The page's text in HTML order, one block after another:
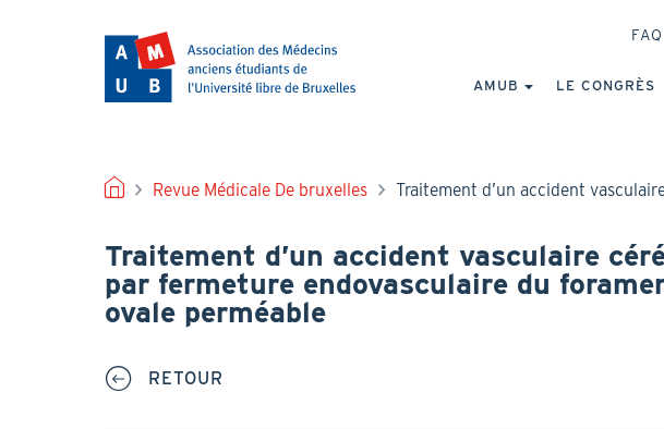
FAQ
PRINCIPALE
AMUB LE CONGRÈS
FIL
D'ARIANE
Revue Médicale De bruxelles Traitement d’un accident
Traitement d’un accident vasculaire
par fermeture endovasculaire du
ovale perméable
RETOUR